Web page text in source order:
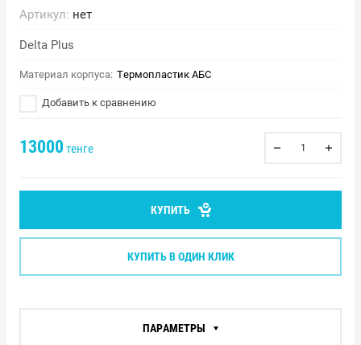
Артикул: нет
Delta Plus
Материал корпуса: Термопластик АБС
Добавить к сравнению
13000тенге
КУПИТЬ
КУПИТЬ В ОДИН КЛИК
ПАРАМЕТРЫ